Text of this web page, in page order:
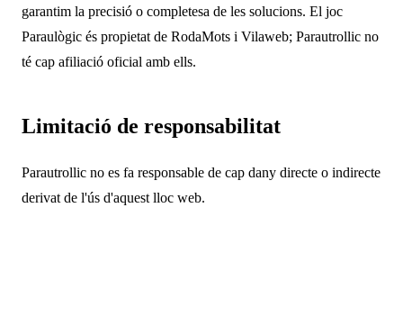
garantim la precisió o completesa de les solucions. El joc
Paraulògic és propietat de RodaMots i Vilaweb; Parautrollic no
té cap afiliació oficial amb ells.
Limitació de responsabilitat
Parautrollic no es fa responsable de cap dany directe o indirecte
derivat de l'ús d'aquest lloc web.